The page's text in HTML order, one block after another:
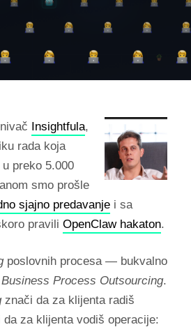
Insightfula,
rada koja
preko 5.000
smo prošle
sjajno predavanjei sa
pravili OpenClaw hakaton.
poslovnih procesa — bukvalno
Business Process Outsourcing.
znači da za klijenta radiš
za klijenta vodiš operacije: